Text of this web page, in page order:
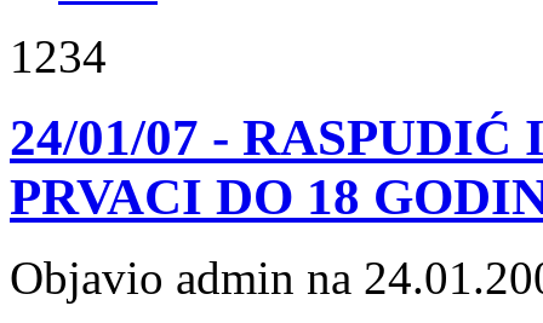
1234
24/01/07 -
PRVACI DO 18
Objavio admin na